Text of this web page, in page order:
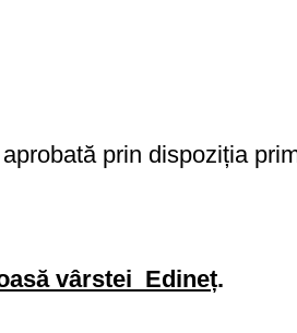
prin dispoziția
vârstei_Edineț.